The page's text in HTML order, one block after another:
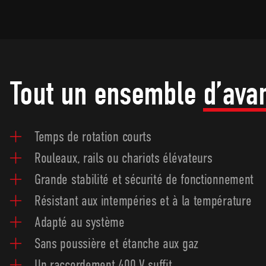
Tout un ensemble
Temps de rotation courts
Rouleaux, rails ou chariots élévateurs
Grande stabilité et sécurité de fonctionnement
Résistant aux intempéries et à la température
Adapté au système
Sans poussière et étanche aux gaz